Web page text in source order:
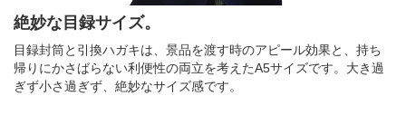
絶妙な目録サイズ。
目録封筒と引換ハガキは、景品を渡す時のアピール効果と、持ち
帰りにかさばらない利便性の両立を考えたA5サイズです。大き過
ぎず小さ過ぎず、絶妙なサイズ感です。